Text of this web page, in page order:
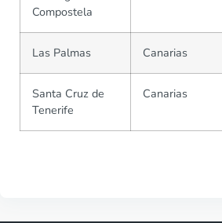
Compostela
Las Palmas Canarias
Santa Cruz de
Tenerife
Canarias